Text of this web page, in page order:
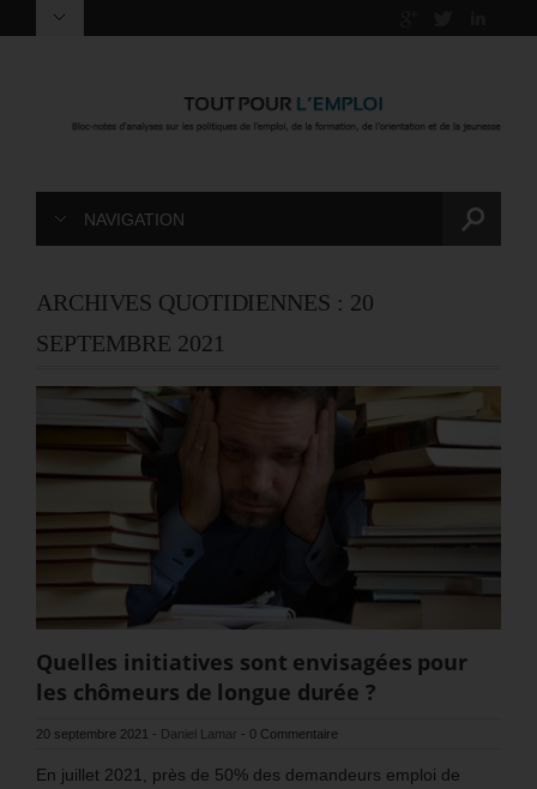
NAVIGATION
ARCHIVES QUOTIDIENNES : 20
SEPTEMBRE 2021
Quelles initiatives sont envisagées pour
les chômeurs de longue durée ?
20 septembre 2021 - Daniel Lamar - 0 Commentaire
En juillet 2021, près de 50% des demandeurs emploi de